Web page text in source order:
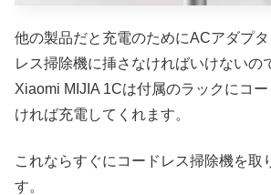
他の製品だと充電のためにACアダプ
レス掃除機に挿さなければいけないの
Xiaomi MIJIA 1Cは付属のラックにコ
ければ充電してくれます。
これならすぐにコードレス掃除機を取
す。